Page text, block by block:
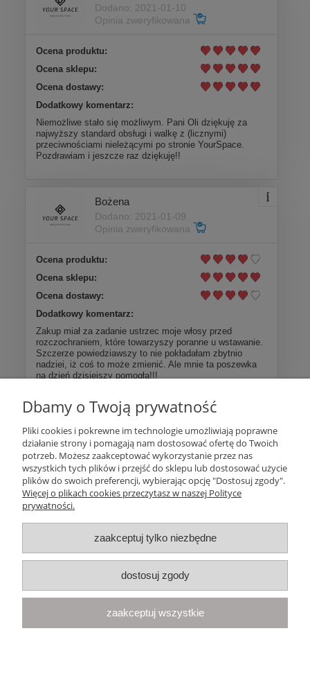
Dodano: 2021-01-10
Opinia zweryfikowana
Ocena produktu:
Ocena sklepu:
Ocena dostawy:
Dodatkowy komentarz:
Niemożliwe stało się możliwym. Pani Oli dziękuję za
najwyższy standard obsługi i walkę z (licznymi)
przeciwnościami nieleżącymi po stronie YourSpace.
Pozdrawiam i jeszcze raz dziękuję!!
Bożena
Dodano: 2021-01-09
Opinia zweryfikowana
Ocena produktu:
Ocena sklepu:
Ocena dostawy:
Dodatkowy komentarz:
Zakup miał za zadanie ustrzec moje włosy przed
rozczochraniem, które towarzyszy poranne u wstawanie.
Szczerze powiedziawszy to nie pokładałam zbytnio
nadziei, iż coś to może zmienić. Ale mnie ta poszewka
na dzień dzisiejszy pomogła!!!
Więcej opinii
Pomoc
Moje konto
Płatności i dostawa
Informacje
O nas
Your Space| Olimpijska 8, 86-010 Samociążek, woj. kujawsko-
Dbamy o Twoją prywatność
Pliki cookies i pokrewne im technologie umożliwiają poprawne
działanie strony i pomagają nam dostosować ofertę do Twoich
potrzeb. Możesz zaakceptować wykorzystanie przez nas
wszystkich tych plików i przejść do sklepu lub dostosować użycie
plików do swoich preferencji, wybierając opcję "Dostosuj zgody".
Więcej o plikach cookies przeczytasz w naszej Polityce
prywatności.
zaakceptuj tylko niezbędne
dostosuj zgody
zaakceptuj wszystkie